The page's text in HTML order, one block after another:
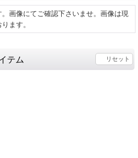
画像にてご確認下さいませ。画像は現
ます。
テム リセット